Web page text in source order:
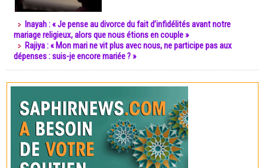
Inayah : « Je pense au divorce du fait d’infidélités avant notre
mariage religieux, alors que nous étions en couple »
Rajiya : « Mon mari ne vit plus avec nous, ne participe pas aux
dépenses : suis-je encore mariée ? »